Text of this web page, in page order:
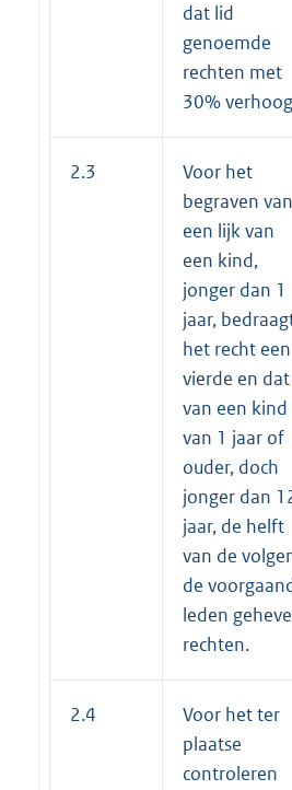
dat lid
genoemde
rechten met
30%
2.3
Voor het
begraven van
een lijk van
een kind,
jonger dan 1
jaar,
het recht een
vierde en dat
van een kind
van 1 jaar of
ouder, doch
jonger dan
jaar, de helft
van de
de
leden
rechten.
2.4
Voor het ter
plaatse
controleren